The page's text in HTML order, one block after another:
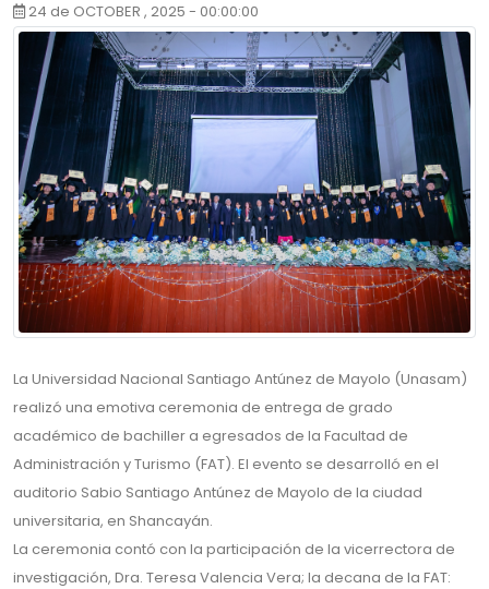
24 de OCTOBER , 2025 - 00:00:00
La Universidad Nacional Santiago Antúnez de Mayolo (Unasam)
realizó una emotiva ceremonia de entrega de grado
académico de bachiller a egresados de la Facultad de
Administración y Turismo (FAT). El evento se desarrolló en el
auditorio Sabio Santiago Antúnez de Mayolo de la ciudad
universitaria, en Shancayán.
La ceremonia contó con la participación de la vicerrectora de
investigación, Dra. Teresa Valencia Vera; la decana de la FAT: